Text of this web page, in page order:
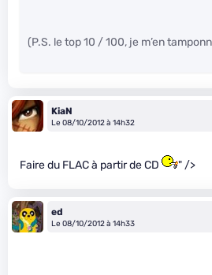
(P.S. le top 10 / 100, je m’en
KiaN
Le 08/10/2012 à 14h32
Faire du FLAC à partir de CD " />
ed
Le 08/10/2012 à 14h33